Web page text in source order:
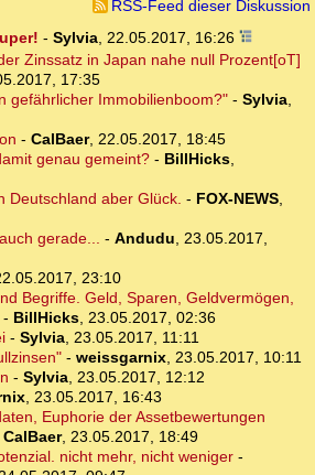
RSS-Feed dieser Diskussion
- Sylvia, 22.05.2017, 16:26
Zinssatz in Japan nahe null Prozent[oT]
17:35
gefährlicher Immobilienboom?"- Sylvia,
- CalBaer, 22.05.2017, 18:45
genau gemeint?- BillHicks,
Deutschland aber Glück. - FOX-NEWS,
gerade... - Andudu, 23.05.2017,
23:10
Begriffe. Geld, Sparen, Geldvermögen,
- BillHicks, 23.05.2017, 02:36
- Sylvia, 23.05.2017, 11:11
- weissgarnix, 23.05.2017, 10:11
- Sylvia, 23.05.2017, 12:12
, 23.05.2017, 16:43
Euphorie der Assetbewertungen
CalBaer, 23.05.2017, 18:49
nicht mehr, nicht weniger-